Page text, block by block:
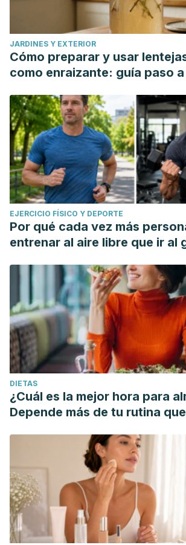
JARDINES Y EXTERIOR
Cómo preparar y usar
como enraizante: guía paso
EJERCICIO FÍSICO Y DEPORTE
Por qué cada vez más
entrenar al aire libre que ir al
DIETAS
¿Cuál es la mejor hora para
Depende más de tu rutina